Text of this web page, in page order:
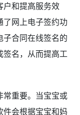
户和提高服务效
了网上电子签约功
子合同在线签名的
签名，从而提高工
常重要。当宝宝或
会根据宝宝和妈